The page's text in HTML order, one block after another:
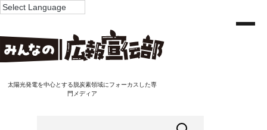
太陽光発電を中心とする脱炭素領域にフォーカスした専
門メディア